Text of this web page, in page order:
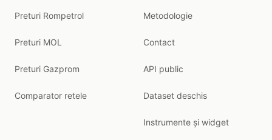
Preturi Rompetrol
Preturi MOL
Preturi Gazprom
Comparator retele
Metodologie
Contact
API public
Dataset deschis
Instrumente și widget